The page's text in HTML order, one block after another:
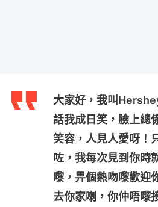
大家好，我叫
話我成日笑，臉上總
笑容，人見人愛呀！
咗，我每次見到你時
嚟，畀個熱吻嚟歡迎
去你家喇，你仲唔嚟